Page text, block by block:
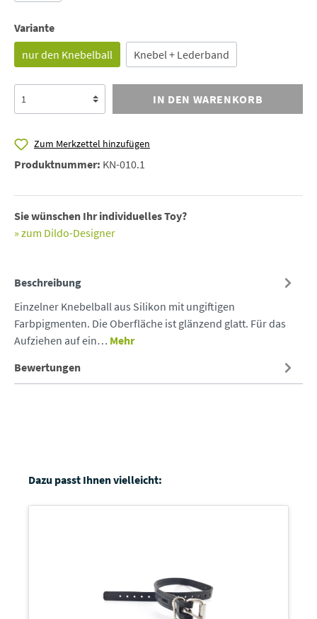
Variante
nur den Knebelball
Knebel + Lederband
IN DEN WARENKORB
Zum Merkzettel hinzufügen
Produktnummer: KN-010.1
Sie wünschen Ihr individuelles Toy?
» zum Dildo-Designer
Beschreibung
Einzelner Knebelball aus Silikon mit ungiftigen
Farbpigmenten. Die Oberfläche ist glänzend glatt. Für das
Aufziehen auf ein… Mehr
Bewertungen
Dazu passt Ihnen vielleicht: